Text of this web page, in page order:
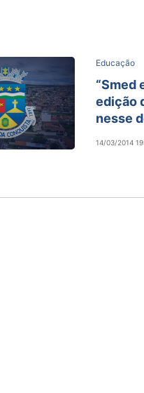
Educação
“Smed
edição
nesse
14/03/2014